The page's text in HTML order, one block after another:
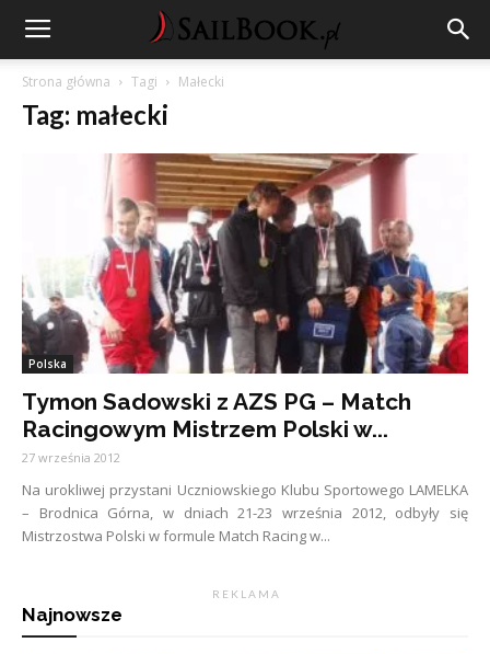
Strona główna Tagi Małecki
Tag: małecki
Polska
Tymon Sadowski z AZS PG – Match
Racingowym Mistrzem Polski w...
27 września 2012
Na urokliwej przystani Uczniowskiego Klubu Sportowego LAMELKA
– Brodnica Górna, w dniach 21-23 września 2012, odbyły się
Mistrzostwa Polski w formule Match Racing w...
R E K L A M A
Najnowsze